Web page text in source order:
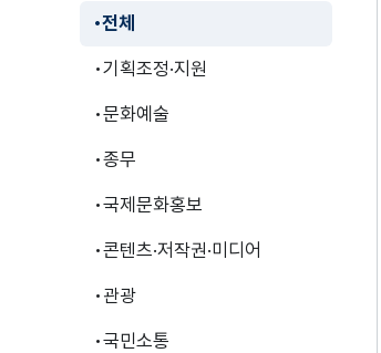
전체
기획조정·지원
문화예술
종무
국제문화홍보
콘텐츠·저작권·미디어
관광
국민소통